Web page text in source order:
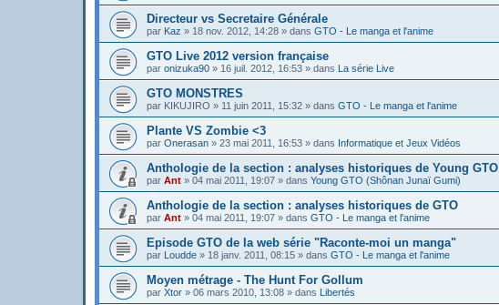
Directeur vs Secretaire Générale
par Kaz » 18 nov. 2012, 14:28 » dans GTO - Le manga et l'anime
GTO Live 2012 version française
par onizuka90 » 16 juil. 2012, 16:53 » dans La série Live
GTO MONSTRES
par KIKUJIRO » 11 juin 2011, 15:32 » dans GTO - Le manga et l'anime
Plante VS Zombie <3
par Onerasan » 23 mai 2011, 16:53 » dans Informatique et Jeux Vidéos
Anthologie de la section : analyses historiques de Young GTO
par Ant » 04 mai 2011, 19:07 » dans Young GTO (Shônan Junaï Gumi)
Anthologie de la section : analyses historiques de GTO
par Ant » 04 mai 2011, 19:07 » dans GTO - Le manga et l'anime
Episode GTO de la web série "Raconte-moi un manga"
par Loudde » 18 janv. 2011, 08:15 » dans GTO - Le manga et l'anime
Moyen métrage - The Hunt For Gollum
par Xtor » 06 mars 2010, 13:08 » dans Libertés